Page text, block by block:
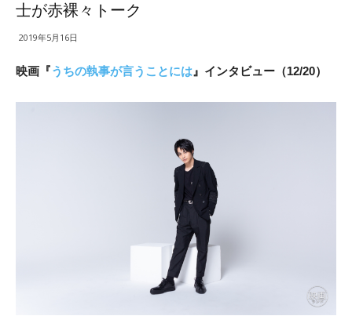
士が赤裸々トーク
2019年5月16日
映画『うちの執事が言うことには 』インタビュー（12/20）